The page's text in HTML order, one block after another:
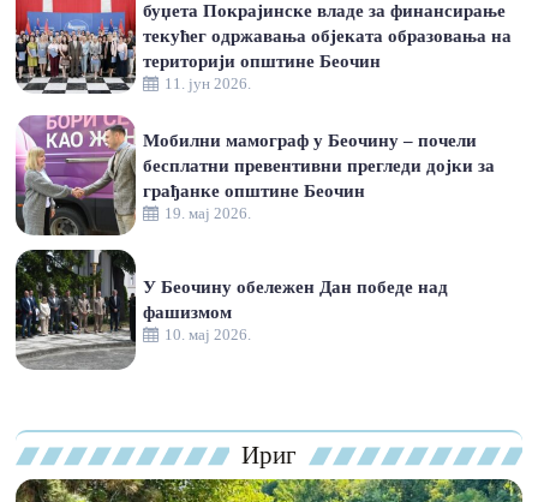
11. јун 2026.
буџета Покрајинске владе за финансирање
текућег одржавања објеката образовања на
територији општине Беочин
19. мај 2026.
Мобилни мамограф у Беочину – почели
бесплатни превентивни прегледи дојки за
грађанке општине Беочин
10. мај 2026.
У Беочину обележен Дан победе над
фашизмом
Ириг